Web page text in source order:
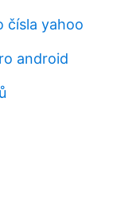
čísla yahoo
android